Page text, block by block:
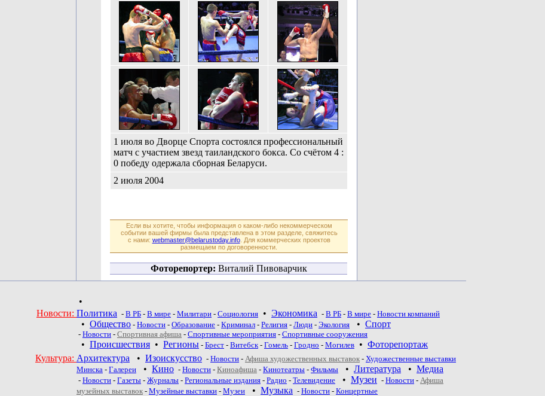
1 июля во Дворце Спорта состоялся профессиональный
матч с участием звезд таиландского бокса. Со счётом 4 :
0 победу одержала сборная Беларуси.
2 июля 2004
Если вы хотите, чтобы информация о каком-либо некоммерческом
событии вашей фирмы была представлена в этом разделе, свяжитесь
с нами: webmaster@belarustoday.info. Для коммерческих проектов
размещаем по договоренности.
Фоторепортер: Виталий Пивоварчик
•
Новости: Политика - В РБ - В мире - Милитари - Социология • Экономика - В РБ - В мире - Новости компаний
• Общество - Новости - Образование - Криминал - Религия - Люди - Экология • Спорт
- Новости - Спортивная афиша - Спортивные мероприятия - Спортивные сооружения
• Происшествия • Регионы - Брест - Витебск- Гомель - Гродно - Могилев • Фоторепортаж
Культура: Архитектура • Изоискусство - Новости - Афиша художественных выставок - Художественные выставки
Минска - Галереи • Кино - Новости - Киноафиша - Кинотеатры - Фильмы • Литература • Медиа
- Новости - Газеты - Журналы - Региональные издания - Радио - Телевидение • Музеи - Новости - Афиша
музейных выставок - Музейные выставки - Музеи • Музыка - Новости - Концертные